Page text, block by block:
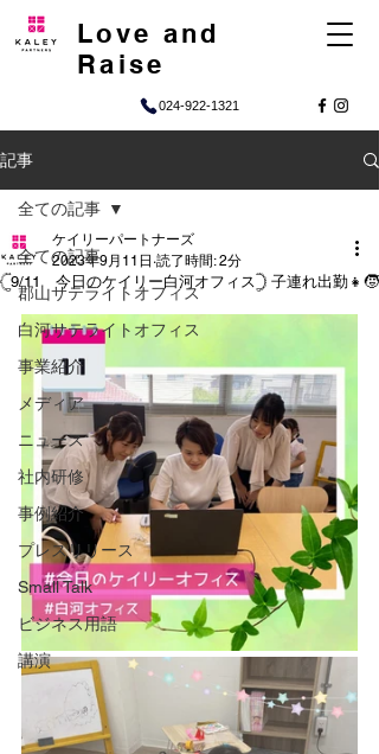
024-922-1321
Love and
Raise
記事
全ての記事
郡山サテライトオフィス
白河サテライトオフィス
事業紹介
メディア
ニュース
社内研修
事例紹介
プレスリリース
Small Talk
ビジネス用語
講演
全ての記事
𓊆9/11 今日のケイリー白河オフィス𓊇 子連れ出勤👧🧒
ケイリーパートナーズ
2023年9月11日 読了時間: 2分